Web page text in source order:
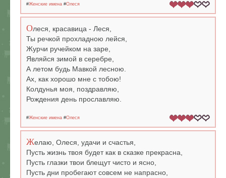
#Женские имена #Олеся
Олеся, красавица - Леся,
Ты речкой прохладною лейся,
Журчи ручейком на заре,
Являйся зимой в серебре,
А летом будь Мавкой лесною.
Ах, как хорошо мне с тобою!
Колдунья моя, поздравляю,
Рождения день прославляю.
#Женские имена #Олеся
Желаю, Олеся, удачи и счастья,
Пусть жизнь твоя будет как в сказке прекрасна,
Пусть глазки твои блещут чисто и ясно,
Пусть дни пробегают совсем не напрасно,